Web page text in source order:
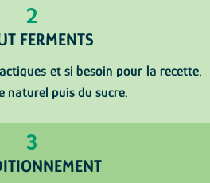
2
FERMENTS
et si besoin pour la recette,
naturel puis du sucre.
3